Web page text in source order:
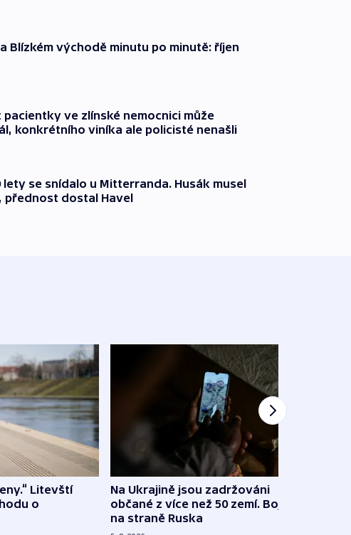
Blízkém východě minutu po minutě: říjen
pacientky ve zlínské nemocnici může
konkrétního viníka ale policisté nenašli
lety se snídalo u Mitterranda. Husák musel
přednost dostal Havel
Litevští
o
Na Ukrajině jsou zadržováni
občané z více než 50 zemí. Bojovali
na straně Ruska